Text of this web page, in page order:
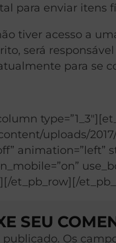
para enviar itens
tiver acesso a
será
para se
uploads/
animation=”left”
et_pb_row][/
SEU
Os